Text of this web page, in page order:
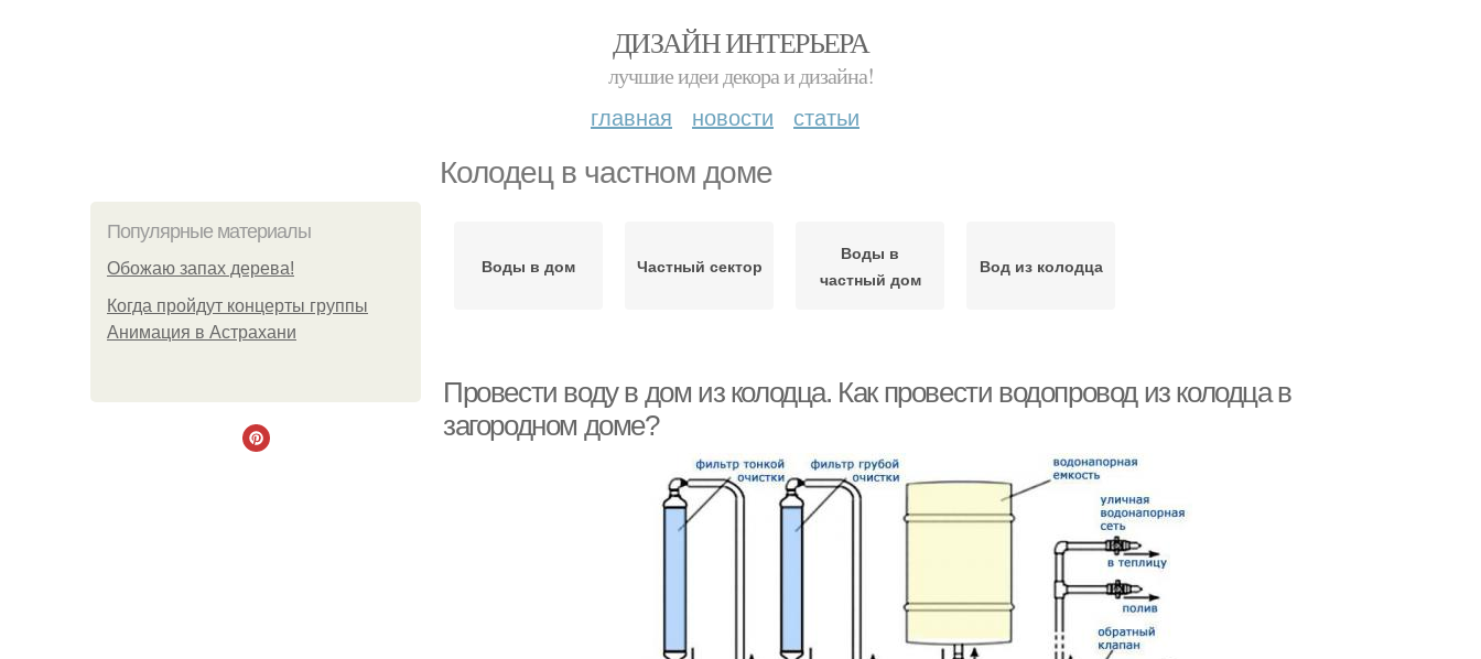
ДИЗАЙН ИНТЕРЬЕРА
лучшие идеи декора и дизайна!
главная новости статьи
Колодец в частном доме
Популярные материалы
Обожaю зaпах деpева!
Когда пройдут концерты группы
Анимация в Астрахани
Воды в дом Частный сектор
Воды в
частный дом
Вод из колодца
Провести воду в дом из колодца. Как провести водопровод из колодца в
загородном доме?